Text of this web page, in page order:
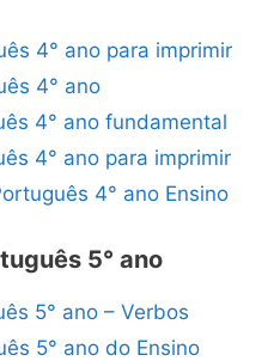
4° ano para imprimir
4° ano
4° ano fundamental
4° ano para imprimir
4° ano Ensino
5° ano
5° ano – Verbos
5° ano do Ensino